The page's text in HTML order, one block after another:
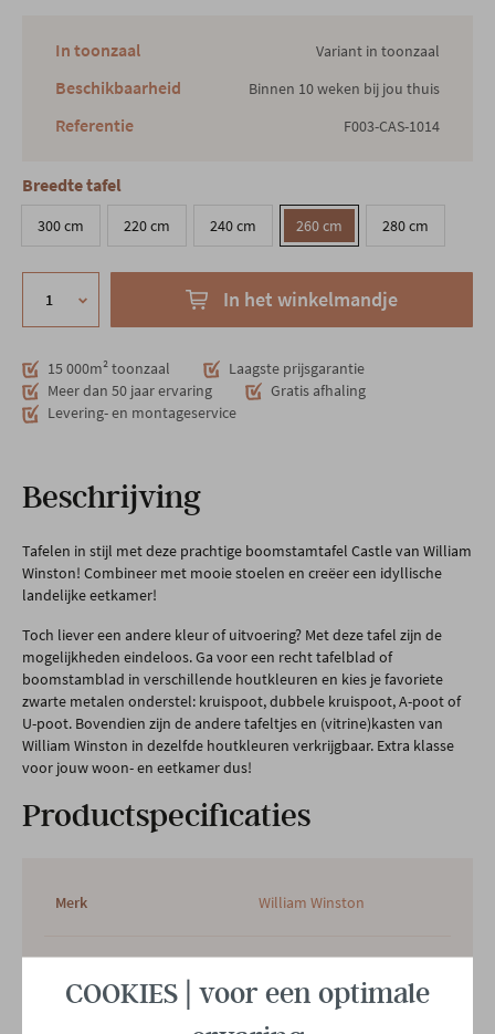
In toonzaal Variant in toonzaal
Beschikbaarheid Binnen 10 weken bij jou thuis
Referentie F003-CAS-1014
Breedte tafel
300 cm 220 cm 240 cm 260 cm 280 cm
In het winkelmandje
15 000m² toonzaal
Laagste prijsgarantie
Meer dan 50 jaar ervaring
Gratis afhaling
Levering- en montageservice
Beschrijving
Tafelen in stijl met deze prachtige boomstamtafel Castle van William
Winston! Combineer met mooie stoelen en creëer een idyllische
landelijke eetkamer!
Toch liever een andere kleur of uitvoering? Met deze tafel zijn de
mogelijkheden eindeloos. Ga voor een recht tafelblad of
boomstamblad in verschillende houtkleuren en kies je favoriete
zwarte metalen onderstel: kruispoot, dubbele kruispoot, A-poot of
U-poot. Bovendien zijn de andere tafeltjes en (vitrine)kasten van
William Winston in dezelfde houtkleuren verkrijgbaar. Extra klasse
voor jouw woon- en eetkamer dus!
Productspecificaties
Merk William Winston
COOKIES | voor een optimale